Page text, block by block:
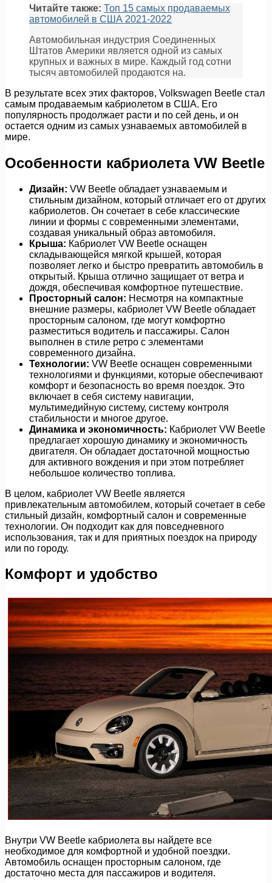
Читайте также: Топ 15 самых продаваемых
автомобилей в США 2021-2022
Автомобильная индустрия Соединенных
Штатов Америки является одной из самых
крупных и важных в мире. Каждый год сотни
тысяч автомобилей продаются на.
В результате всех этих факторов, Volkswagen Beetle стал
самым продаваемым кабриолетом в США. Его
популярность продолжает расти и по сей день, и он
остается одним из самых узнаваемых автомобилей в
мире.
Особенности кабриолета VW Beetle
Дизайн: VW Beetle обладает узнаваемым и
стильным дизайном, который отличает его от других
кабриолетов. Он сочетает в себе классические
линии и формы с современными элементами,
создавая уникальный образ автомобиля.
Крыша: Кабриолет VW Beetle оснащен
складывающейся мягкой крышей, которая
позволяет легко и быстро превратить автомобиль в
открытый. Крыша отлично защищает от ветра и
дождя, обеспечивая комфортное путешествие.
Просторный салон: Несмотря на компактные
внешние размеры, кабриолет VW Beetle обладает
просторным салоном, где могут комфортно
разместиться водитель и пассажиры. Салон
выполнен в стиле ретро с элементами
современного дизайна.
Технологии: VW Beetle оснащен современными
технологиями и функциями, которые обеспечивают
комфорт и безопасность во время поездок. Это
включает в себя систему навигации,
мультимедийную систему, систему контроля
стабильности и многое другое.
Динамика и экономичность: Кабриолет VW Beetle
предлагает хорошую динамику и экономичность
двигателя. Он обладает достаточной мощностью
для активного вождения и при этом потребляет
небольшое количество топлива.
В целом, кабриолет VW Beetle является
привлекательным автомобилем, который сочетает в себе
стильный дизайн, комфортный салон и современные
технологии. Он подходит как для повседневного
использования, так и для приятных поездок на природу
или по городу.
Комфорт и удобство
Внутри VW Beetle кабриолета вы найдете все
необходимое для комфортной и удобной поездки.
Автомобиль оснащен просторным салоном, где
достаточно места для пассажиров и водителя.